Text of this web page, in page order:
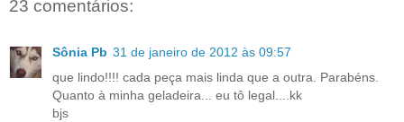
23 comentários:
Sônia Pb 31 de janeiro de 2012 às 09:57
que lindo!!!! cada peça mais linda que a outra. Parabéns.
Quanto à minha geladeira... eu tô legal....kk
bjs